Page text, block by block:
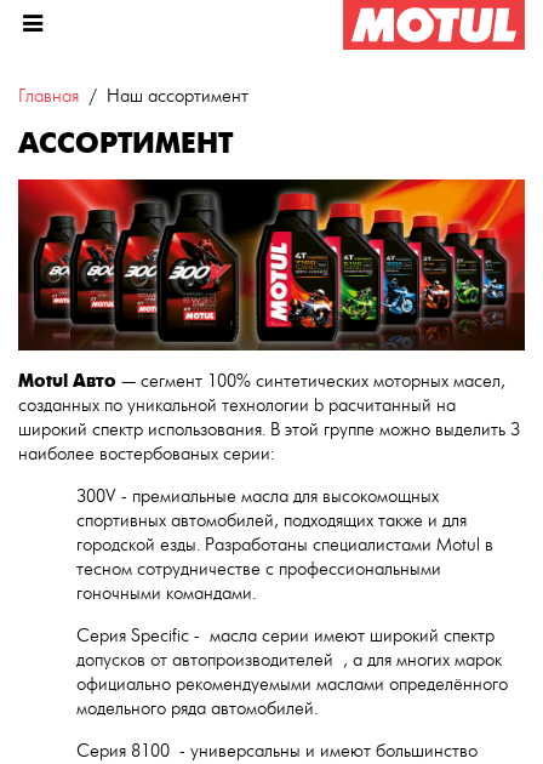
Главная Наш ассортимент
АССОРТИМЕНТ
Motul Авто — сегмент 100% синтетических моторных масел,
созданных по уникальной технологии b расчитанный на
широкий спектр использования. В этой группе можно выделить 3
наиболее востербованых серии:
300V - премиальные масла для высокомощных
спортивных автомобилей, подходящих также и для
городской езды. Разработаны специалистами Motul в
тесном сотрудничестве с профессиональными
гоночными командами.
Серия Specific - масла серии имеют широкий спектр
допусков от автопроизводителей , а для многих марок
официально рекомендуемыми маслами определённого
модельного ряда автомобилей.
Серия 8100 - универсальны и имеют большинство